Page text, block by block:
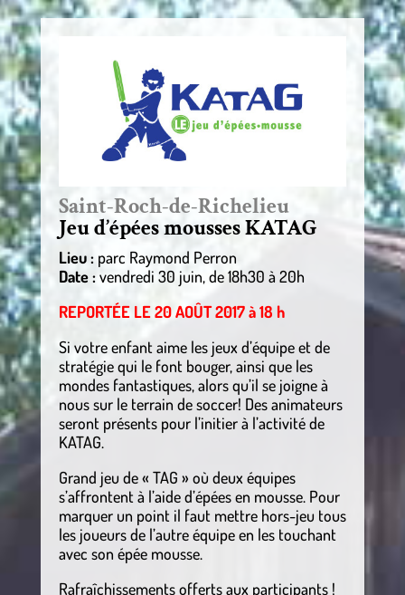
Saint-Roch-de-Richelieu
Jeu d’épées mousses KATAG
Lieu :parc Raymond Perron
Date :vendredi 30 juin, de 18h30 à 20h
REPORTÉE LE 20 AOÛT 2017 à 18 h
Si votre enfant aime les jeux d’équipe et de
stratégie qui le font bouger, ainsi que les
mondes fantastiques, alors qu’il se joigne à
nous sur le terrain de soccer! Des animateurs
seront présents pour l’initier à l’activité de
KATAG.
Grand jeu de « TAG » où deux équipes
s’affrontent à l’aide d’épées en mousse. Pour
marquer un point il faut mettre hors-jeu tous
les joueurs de l’autre équipe en les touchant
avec son épée mousse.
Rafraîchissements offerts aux participants !